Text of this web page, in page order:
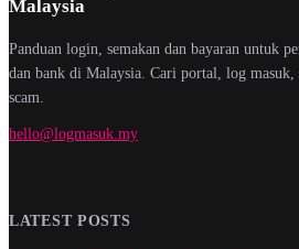
Malaysia
Panduan login, semakan dan bayaran untuk
dan bank di Malaysia. Cari portal, log masuk,
scam.
hello@logmasuk.my
LATEST POSTS